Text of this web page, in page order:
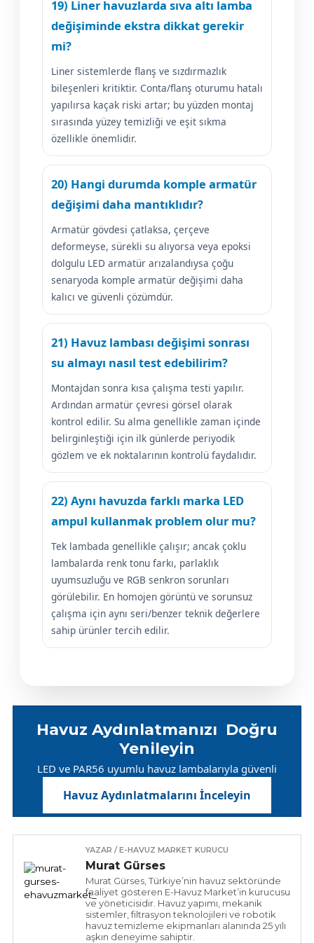
19) Liner havuzlarda sıva altı lamba
değişiminde ekstra dikkat gerekir
mi?
Liner sistemlerde flanş ve sızdırmazlık
bileşenleri kritiktir. Conta/flanş oturumu hatalı
yapılırsa kaçak riski artar; bu yüzden montaj
sırasında yüzey temizliği ve eşit sıkma
özellikle önemlidir.
20) Hangi durumda komple armatür
değişimi daha mantıklıdır?
Armatür gövdesi çatlaksa, çerçeve
deformeyse, sürekli su alıyorsa veya epoksi
dolgulu LED armatür arızalandıysa çoğu
senaryoda komple armatür değişimi daha
kalıcı ve güvenli çözümdür.
21) Havuz lambası değişimi sonrası
su almayı nasıl test edebilirim?
Montajdan sonra kısa çalışma testi yapılır.
Ardından armatür çevresi görsel olarak
kontrol edilir. Su alma genellikle zaman içinde
belirginleştiği için ilk günlerde periyodik
gözlem ve ek noktalarının kontrolü faydalıdır.
22) Aynı havuzda farklı marka LED
ampul kullanmak problem olur mu?
Tek lambada genellikle çalışır; ancak çoklu
lambalarda renk tonu farkı, parlaklık
uyumsuzluğu ve RGB senkron sorunları
görülebilir. En homojen görüntü ve sorunsuz
çalışma için aynı seri/benzer teknik değerlere
sahip ürünler tercih edilir.
Havuz Aydınlatmanızı Doğru
Yenileyin
LED ve PAR56 uyumlu havuz lambalarıyla güvenli
ve sorunsuz değişim seçeneklerini keşfedin.
Havuz Aydınlatmalarını İnceleyin
YAZAR / E-HAVUZ MARKET KURUCU
Murat Gürses
Murat Gürses, Türkiye’nin havuz sektöründe
faaliyet gösteren E-Havuz Market’in kurucusu
ve yöneticisidir. Havuz yapımı, mekanik
sistemler, filtrasyon teknolojileri ve robotik
havuz temizleme ekipmanları alanında 25 yılı
aşkın deneyime sahiptir.